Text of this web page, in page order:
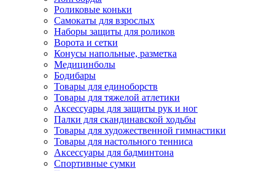
Роликовые коньки
Самокаты для взрослых
Наборы защиты для роликов
Ворота и сетки
Конусы напольные, разметка
Медицинболы
Бодибары
Товары для единоборств
Товары для тяжелой атлетики
Аксессуары для защиты рук и ног
Палки для скандинавской ходьбы
Товары для художественной гимнастики
Товары для настольного тенниса
Аксессуары для бадминтона
Спортивные сумки